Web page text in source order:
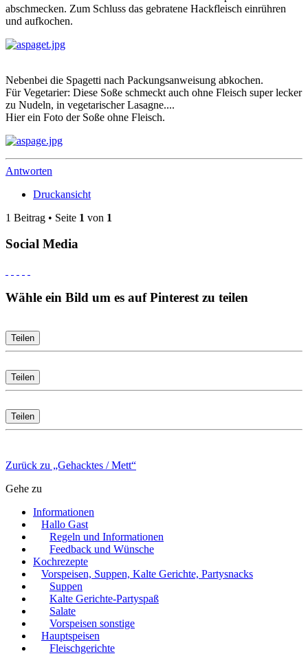
abschmecken. Zum Schluss das gebratene Hackfleisch einrühren
und aufkochen.
Nebenbei die Spagetti nach Packungsanweisung abkochen.
Für Vegetarier: Diese Soße schmeckt auch ohne Fleisch super lecker
zu Nudeln, in vegetarischer Lasagne....
Hier ein Foto der Soße ohne Fleisch.
Antworten
Druckansicht
1 Beitrag • Seite 1 von 1
Social Media
Wähle ein Bild um es auf Pinterest zu teilen
Teilen
Teilen
Teilen
Zurück zu „Gehacktes / Mett“
Gehe zu
Informationen
Hallo Gast
Regeln und Informationen
Feedback und Wünsche
Kochrezepte
Vorspeisen, Suppen, Kalte Gerichte, Partysnacks
Suppen
Kalte Gerichte-Partyspaß
Salate
Vorspeisen sonstige
Hauptspeisen
Fleischgerichte